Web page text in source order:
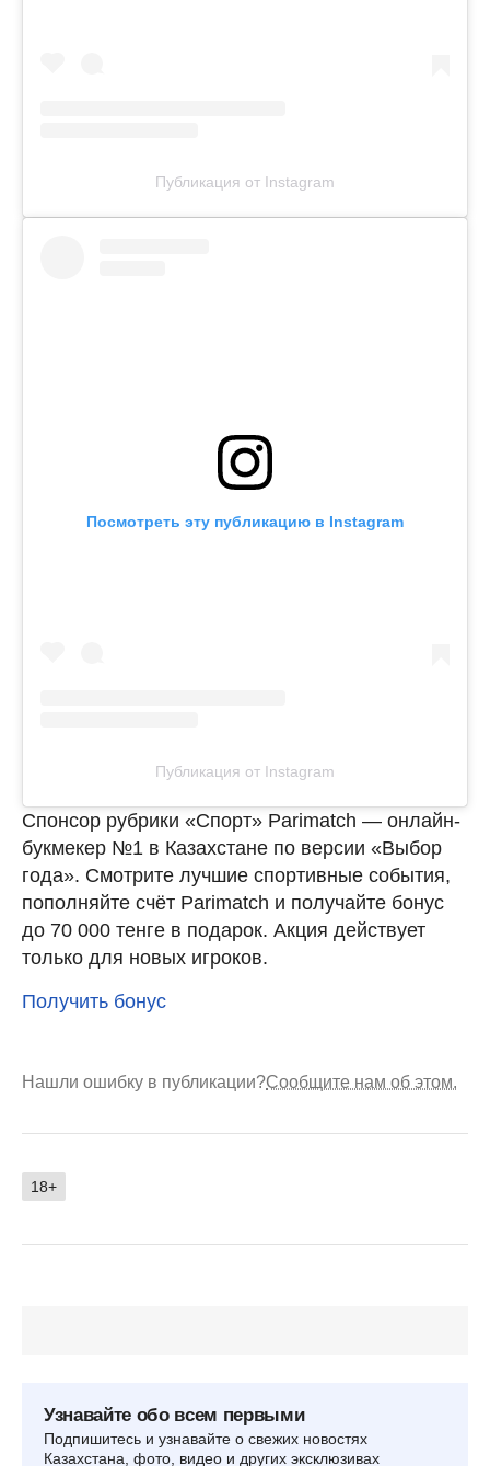
Публикация от Instagram
Посмотреть эту публикацию в Instagram
Публикация от Instagram
Спонсор рубрики «Спорт» Parimatch — онлайн-
букмекер №1 в Казахстане по версии «Выбор
года». Смотрите лучшие спортивные события,
пополняйте счёт Parimatch и получайте бонус
до 70 000 тенге в подарок. Акция действует
только для новых игроков.
Получить бонус
Нашли ошибку в публикации?Сообщите нам об этом.
18+
Узнавайте обо всем первыми
Подпишитесь и узнавайте о свежих новостях
Казахстана, фото, видео и других эксклюзивах